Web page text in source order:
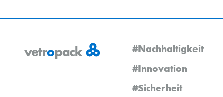
#Nachhaltigkeit
#Innovation
#Sicherheit